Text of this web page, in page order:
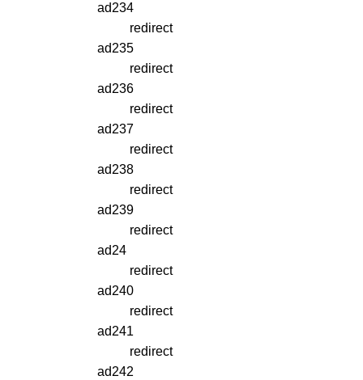
ad234
redirect
ad235
redirect
ad236
redirect
ad237
redirect
ad238
redirect
ad239
redirect
ad24
redirect
ad240
redirect
ad241
redirect
ad242